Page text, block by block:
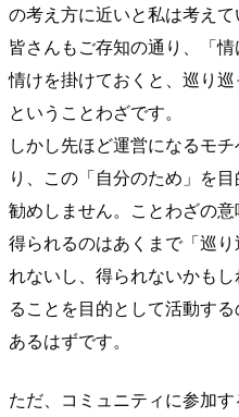
の考え方に近いと私は考えて
皆さんもご存知の通り、「
情けを掛けておくと、巡り
ということわざです。
しかし先ほど運営になるモ
り、この「自分のため」を
勧めしません。ことわざの
得られるのはあくまで「巡
れないし、得られないかも
ることを目的として活動す
あるはずです。
ただ、コミュニティに参加